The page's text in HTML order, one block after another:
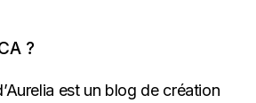
?
est un blog de création